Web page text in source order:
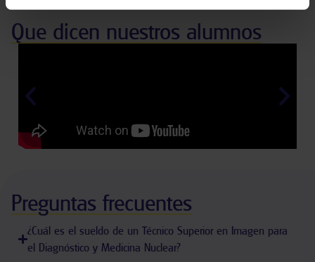
Que dicen nuestros alumnos
Preguntas frecuentes
¿Cuál es el sueldo de un Técnico Superior en Imagen para
el Diagnóstico y Medicina Nuclear?